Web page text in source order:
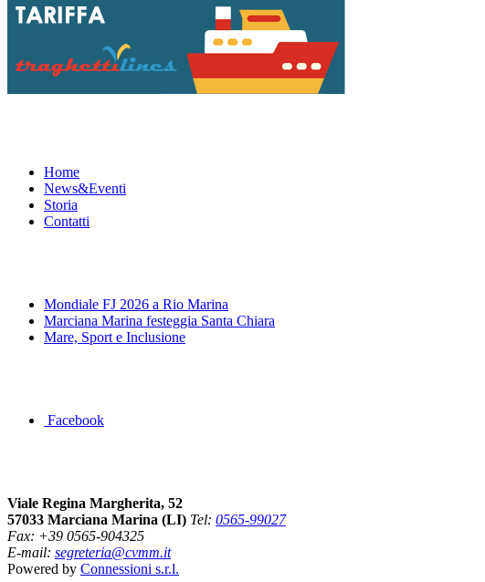
Home
News&Eventi
Storia
Contatti
Mondiale FJ 2026 a Rio Marina
Marciana Marina festeggia Santa Chiara
Mare, Sport e Inclusione
Facebook
Viale Regina Margherita, 52
57033 Marciana Marina (LI) Tel: 0565-99027
Fax: +39 0565-904325
E-mail: segreteria@cvmm.it
Powered by Connessioni s.r.l.